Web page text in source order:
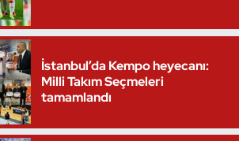
İstanbul’da Kempo heyecanı:
Milli Takım Seçmeleri
tamamlandı